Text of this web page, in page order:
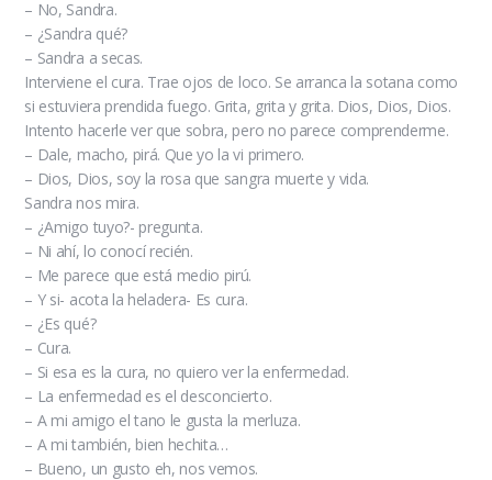
– No, Sandra.
– ¿Sandra qué?
– Sandra a secas.
Interviene el cura. Trae ojos de loco. Se arranca la sotana como
si estuviera prendida fuego. Grita, grita y grita. Dios, Dios, Dios.
Intento hacerle ver que sobra, pero no parece comprenderme.
– Dale, macho, pirá. Que yo la vi primero.
– Dios, Dios, soy la rosa que sangra muerte y vida.
Sandra nos mira.
– ¿Amigo tuyo?- pregunta.
– Ni ahí, lo conocí recién.
– Me parece que está medio pirú.
– Y si- acota la heladera- Es cura.
– ¿Es qué?
– Cura.
– Si esa es la cura, no quiero ver la enfermedad.
– La enfermedad es el desconcierto.
– A mi amigo el tano le gusta la merluza.
– A mi también, bien hechita…
– Bueno, un gusto eh, nos vemos.